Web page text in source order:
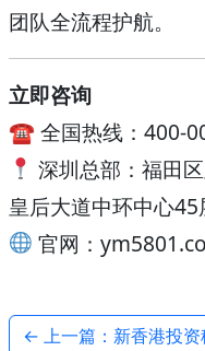
团队全流程护航。
立即咨询
☎ 全国热线：400-
深圳总部：福田
皇后大道中环中心45
官网：